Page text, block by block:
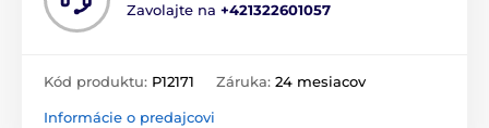
Zavolajte na +421322601057
Kód produktu: P12171 Záruka: 24 mesiacov
Informácie o predajcovi